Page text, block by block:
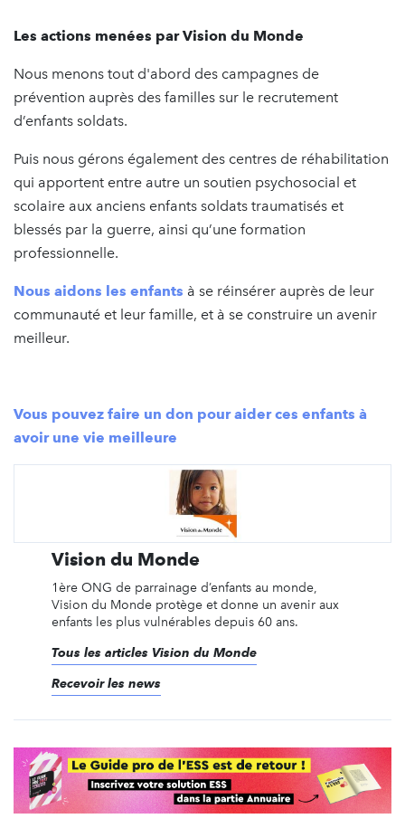
Les actions menées par Vision du Monde
Nous menons tout d'abord des campagnes de
prévention auprès des familles sur le recrutement
d’enfants soldats.
Puis nous gérons également des centres de réhabilitation
qui apportent entre autre un soutien psychosocial et
scolaire aux anciens enfants soldats traumatisés et
blessés par la guerre, ainsi qu’une formation
professionnelle.
Nous aidons les enfants à se réinsérer auprès de leur
communauté et leur famille, et à se construire un avenir
meilleur.
Vous pouvez faire un don pour aider ces enfants à
avoir une vie meilleure
Vision du Monde
1ère ONG de parrainage d’enfants au monde,
Vision du Monde protège et donne un avenir aux
enfants les plus vulnérables depuis 60 ans.
Tous les articles Vision du Monde
Recevoir les news